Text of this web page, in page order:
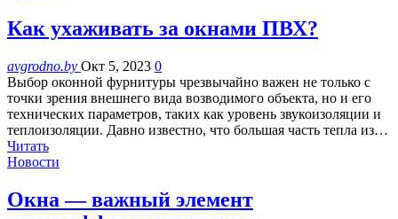
Как ухаживать за окнами ПВХ?
avgrodno.by Окт 5, 2023 0
Выбор оконной фурнитуры чрезвычайно важен не только с
точки зрения внешнего вида возводимого объекта, но и его
технических параметров, таких как уровень звукоизоляции и
теплоизоляции. Давно известно, что большая часть тепла из…
Читать
Новости
Окна — важный элемент